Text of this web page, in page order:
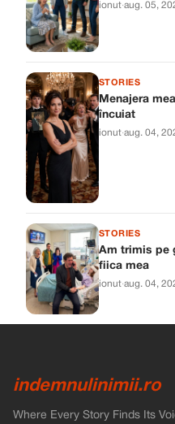
ionut·aug. 05,
STORIES
Menajera
încuiat
ionut·aug. 04,
STORIES
Am trimis pe
fiica mea
ionut·aug. 04,
indemnulinimii.ro
Where Every Story Finds Its